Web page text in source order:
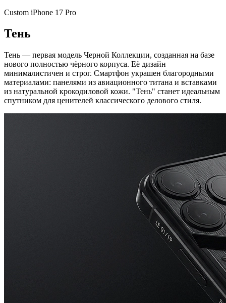
Custom iPhone 17 Pro
Тень
Тень — первая модель Черной Коллекции, созданная на базе
нового полностью чёрного корпуса. Её дизайн
минималистичен и строг. Смартфон украшен благородными
материалами: панелями из авиационного титана и вставками
из натуральной крокодиловой кожи. "Тень" станет идеальным
спутником для ценителей классического делового стиля.